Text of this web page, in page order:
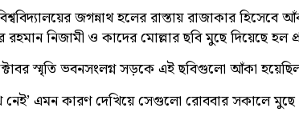
জগন্নাথ হলের রাস্তায় রাজাকার হিসেবে
নিজামী ও কাদের মোল্লার ছবি মুছে দিয়েছে হল
স্মৃতি ভবনসংলগ্ন সড়কে এই ছবিগুলো আঁকা
এমন কারণ দেখিয়ে সেগুলো রোববার সকালে মুছে